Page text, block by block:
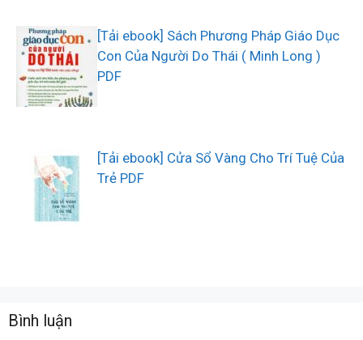
[Tải ebook] Sách Phương Pháp Giáo Dục
Con Của Người Do Thái ( Minh Long )
PDF
[Tải ebook] Cửa Sổ Vàng Cho Trí Tuệ Của
Trẻ PDF
Bình luận